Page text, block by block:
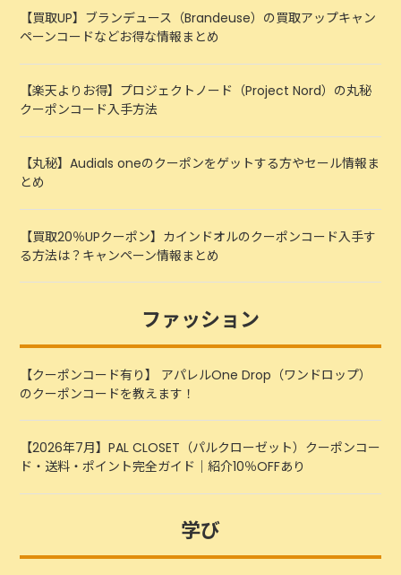
【買取UP】ブランデュース（Brandeuse）の買取アップキャン
ペーンコードなどお得な情報まとめ
【楽天よりお得】プロジェクトノード（Project Nord）の丸秘
クーポンコード入手方法
【丸秘】Audials oneのクーポンをゲットする方やセール情報ま
とめ
【買取20％UPクーポン】カインドオルのクーポンコード入手す
る方法は？キャンペーン情報まとめ
ファッション
【クーポンコード有り】 アパレルOne Drop（ワンドロップ）
のクーポンコードを教えます！
【2026年7月】PAL CLOSET（パルクローゼット）クーポンコー
ド・送料・ポイント完全ガイド｜紹介10％OFFあり
学び